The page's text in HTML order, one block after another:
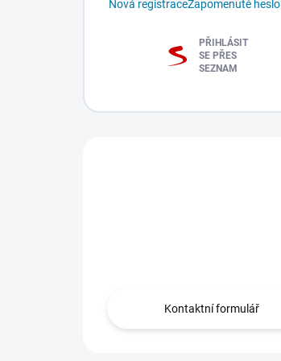
Nová registraceZapomenuté heslo
PŘIHLÁSIT
SE PŘES
SEZNAM
Kontaktní formulář